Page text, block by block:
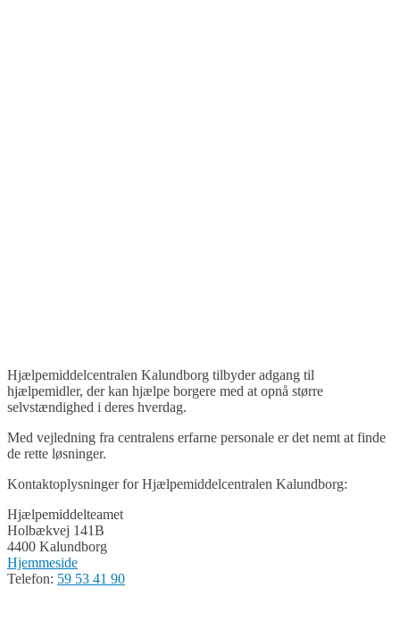
Hjælpemiddelcentralen Kalundborg tilbyder adgang til
hjælpemidler, der kan hjælpe borgere med at opnå større
selvstændighed i deres hverdag.
Med vejledning fra centralens erfarne personale er det nemt at finde
de rette løsninger.
Kontaktoplysninger for Hjælpemiddelcentralen Kalundborg:
Hjælpemiddelteamet
Holbækvej 141B
4400 Kalundborg
Hjemmeside
Telefon: 59 53 41 90